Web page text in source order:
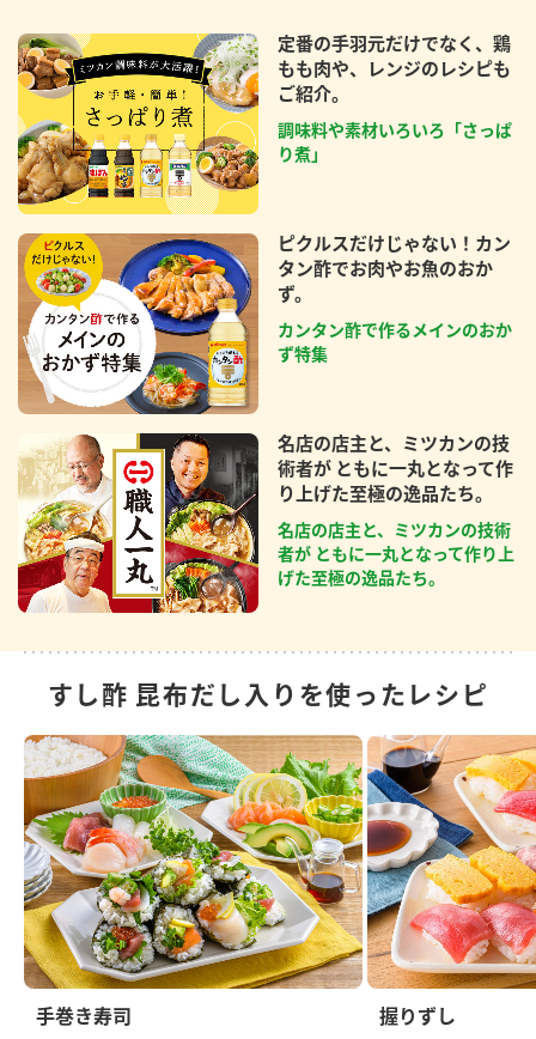
定番の手羽元だけでなく、鶏
もも肉や、レンジのレシピも
ご紹介。
調味料や素材いろいろ「さっぱ
り煮」
ピクルスだけじゃない！カン
タン酢でお肉やお魚のおか
ず。
カンタン酢で作るメインのおか
ず特集
名店の店主と、ミツカンの技
術者が ともに一丸となって作
り上げた至極の逸品たち。
名店の店主と、ミツカンの技術
者が ともに一丸となって作り上
げた至極の逸品たち。
すし酢 昆布だし入りを使ったレシピ
手巻き寿司 握りずし